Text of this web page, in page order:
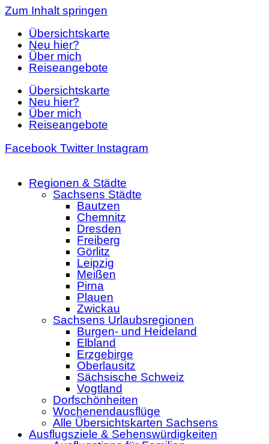
Zum Inhalt springen
Übersichtskarte
Neu hier?
Über mich
Reiseangebote
Übersichtskarte
Neu hier?
Über mich
Reiseangebote
Facebook Twitter Instagram
Regionen & Städte
Sachsens Städte
Bautzen
Chemnitz
Dresden
Freiberg
Görlitz
Leipzig
Meißen
Pirna
Plauen
Zwickau
Sachsens Urlaubsregionen
Burgen- und Heideland
Elbland
Erzgebirge
Oberlausitz
Sächsische Schweiz
Vogtland
Dorfschönheiten
Wochenendausflüge
Alle Übersichtskarten Sachsens
Ausflugsziele & Sehenswürdigkeiten